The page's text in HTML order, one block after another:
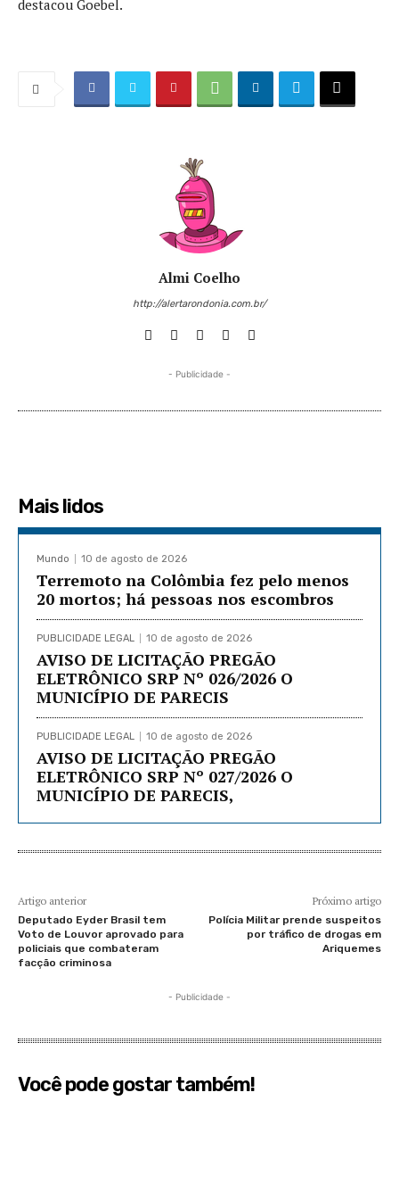
destacou Goebel.
Almi Coelho
http://alertarondonia.com.br/
- Publicidade -
Mais lidos
Mundo 10 de agosto de 2026
Terremoto na Colômbia fez pelo menos
20 mortos; há pessoas nos escombros
PUBLICIDADE LEGAL 10 de agosto de 2026
AVISO DE LICITAÇÃO PREGÃO
ELETRÔNICO SRP Nº 026/2026 O
MUNICÍPIO DE PARECIS
PUBLICIDADE LEGAL 10 de agosto de 2026
AVISO DE LICITAÇÃO PREGÃO
ELETRÔNICO SRP Nº 027/2026 O
MUNICÍPIO DE PARECIS,
Artigo anterior
Deputado Eyder Brasil tem
Voto de Louvor aprovado para
policiais que combateram
facção criminosa
Próximo artigo
Polícia Militar prende suspeitos
por tráfico de drogas em
Ariquemes
- Publicidade -
Você pode gostar também!